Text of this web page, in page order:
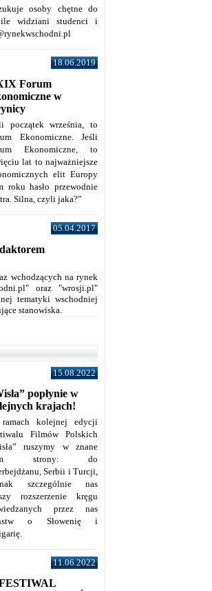
osoby chętne do
widziani studenci i
18.06.2019
Forum
w
początek września, to
Ekonomiczne. Jeśli
Ekonomiczne, to
lat to najważniejsze
elit Europy
roku hasło przewodnie
Silna, czyli jaka?”
05.04.2017
wchodzących na rynek
oraz "wrosji.pl"
tematyki wschodniej
stanowiska.
15.08.2022
popłynie w
krajach!
kolejnej edycji
Filmów Polskich
ruszymy w znane
strony: do
Serbii i Turcji,
szczególnie nas
rozszerzenie kręgu
przez nas
o Słowenię i
11.06.2022